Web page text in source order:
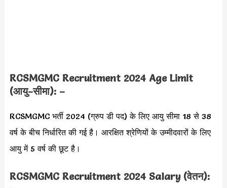
RCSMGMC Recruitment 2024 Age Limit
(आयु-सीमा): –
RCSMGMC भर्ती 2024 (ग्रुप डी पद) के लिए आयु सीमा 18 से 38
वर्ष के बीच निर्धारित की गई है। आरक्षित श्रेणियों के उम्मीदवारों के लिए
आयु में 5 वर्ष की छूट है।
RCSMGMC Recruitment 2024 Salary (वेतन):